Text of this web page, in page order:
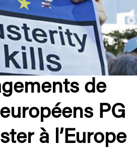
de
PG
à l’Europe